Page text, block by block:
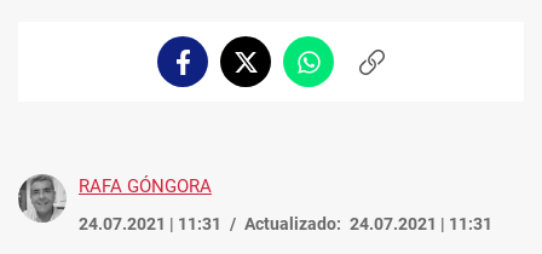
FacebookTwitterWhatsappCopiar
RAFA GÓNGORA
24.07.2021 | 11:31 Actualizado: 24.07.2021 | 11:31